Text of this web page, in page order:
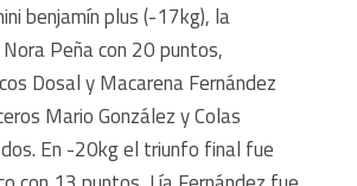
benjamín plus (-17kg), la
Peña con 20 puntos,
Dosal y Macarena Fernández
Mario González y Colas
En -20kg el triunfo final fue